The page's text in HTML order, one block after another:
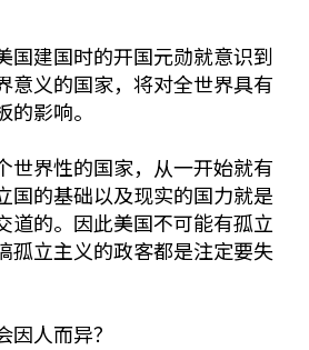
国建国时的开国元勋就意识到
意义的国家，将对全世界具有
影响。
界性的国家，从一开始就有
国的基础以及现实的国力就是
道的。因此美国不可能有孤立
孤立主义的政客都是注定要失
人而异？